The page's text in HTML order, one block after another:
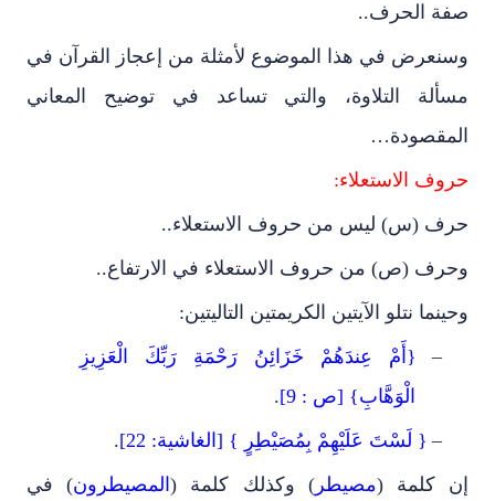
صفة الحرف..
وسنعرض في هذا الموضوع لأمثلة من إعجاز القرآن في
مسألة التلاوة، والتي تساعد في توضيح المعاني
المقصودة…
حروف الاستعلاء:
حرف (س) ليس من حروف الاستعلاء..
وحرف (ص) من حروف الاستعلاء في الارتفاع..
وحينما نتلو الآيتين الكريمتين التاليتين:
–
{أَمْ عِندَهُمْ خَزَائِنُ رَحْمَةِ رَبِّكَ الْعَزِيزِ
الْوَهَّابِ} [ص : 9]
.
– { لَسْتَ عَلَيْهِمْ بِمُصَيْطِرٍ } [الغاشية: 22]
.
إن كلمة (مصيطر) وكذلك كلمة (المصيطرون) في